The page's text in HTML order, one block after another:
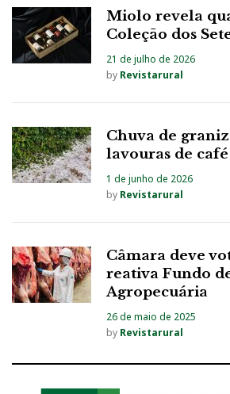
Miolo revela
Coleção dos
21 de julho de 2026
by Revistarural
Chuva de
lavouras de
1 de junho de 2026
by Revistarural
Câmara deve
reativa Fundo
Agropecuária
26 de maio de 2025
by Revistarural